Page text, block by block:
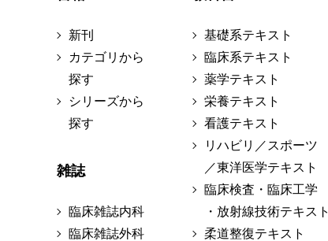
新刊
カテゴリから
探す
シリーズから
探す
雑誌
臨床雑誌内科
臨床雑誌外科
基礎系テキスト
臨床系テキスト
薬学テキスト
栄養テキスト
看護テキスト
リハビリ／スポーツ
／東洋医学テキスト
臨床検査・臨床工学
・放射線技術テキスト
柔道整復テキスト